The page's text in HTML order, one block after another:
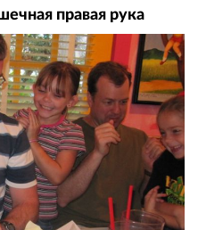
правая рука